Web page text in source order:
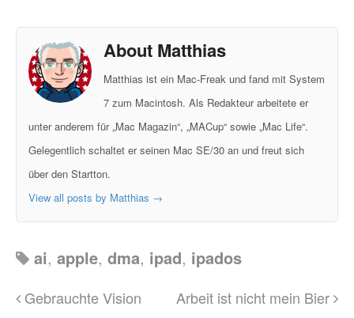
About Matthias
Matthias ist ein Mac-Freak und fand mit System
7 zum Macintosh. Als Redakteur arbeitete er
unter anderem für „Mac Magazin“, „MACup“ sowie „Mac Life“.
Gelegentlich schaltet er seinen Mac SE/30 an und freut sich
über den Startton.
View all posts by Matthias →
ai, apple, dma, ipad, ipados
Gebrauchte Vision Arbeit ist nicht mein Bier